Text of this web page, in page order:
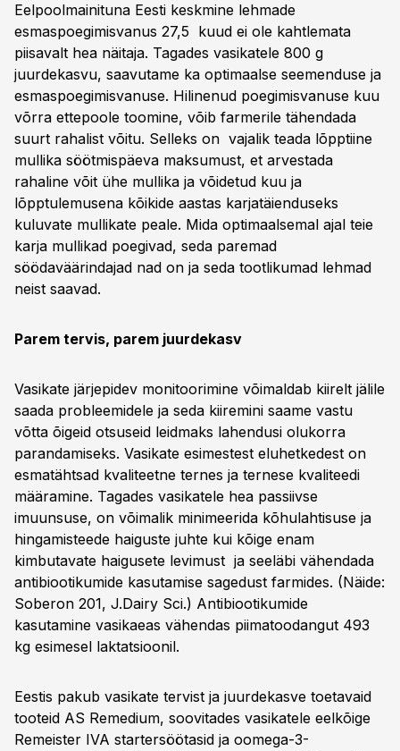
Eelpoolmainituna Eesti keskmine lehmade
esmaspoegimisvanus 27,5 kuud ei ole kahtlemata
piisavalt hea näitaja. Tagades vasikatele 800 g
juurdekasvu, saavutame ka optimaalse seemenduse ja
esmaspoegimisvanuse. Hilinenud poegimisvanuse kuu
võrra ettepoole toomine, võib farmerile tähendada
suurt rahalist võitu. Selleks on vajalik teada lõpptiine
mullika söötmispäeva maksumust, et arvestada
rahaline võit ühe mullika ja võidetud kuu ja
lõpptulemusena kõikide aastas karjatäienduseks
kuluvate mullikate peale. Mida optimaalsemal ajal teie
karja mullikad poegivad, seda paremad
söödaväärindajad nad on ja seda tootlikumad lehmad
neist saavad.
Parem tervis, parem juurdekasv
Vasikate järjepidev monitoorimine võimaldab kiirelt jälile
saada probleemidele ja seda kiiremini saame vastu
võtta õigeid otsuseid leidmaks lahendusi olukorra
parandamiseks. Vasikate esimestest eluhetkedest on
esmatähtsad kvaliteetne ternes ja ternese kvaliteedi
määramine. Tagades vasikatele hea passiivse
imuunsuse, on võimalik minimeerida kõhulahtisuse ja
hingamisteede haiguste juhte kui kõige enam
kimbutavate haigusete levimust ja seeläbi vähendada
antibiootikumide kasutamise sagedust farmides. (Näide:
Soberon 201, J.Dairy Sci.) Antibiootikumide
kasutamine vasikaeas vähendas piimatoodangut 493
kg esimesel laktatsioonil.
Eestis pakub vasikate tervist ja juurdekasve toetavaid
tooteid AS Remedium, soovitades vasikatele eelkõige
Remeister IVA startersöötasid ja oomega-3-